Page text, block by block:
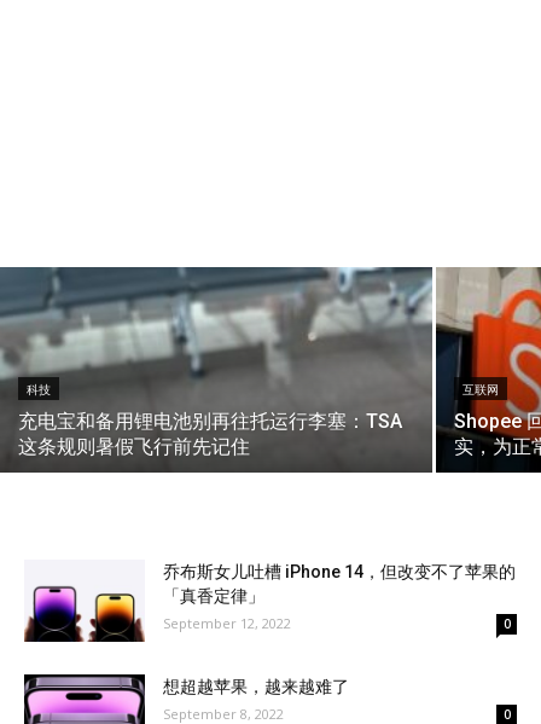
科技
充电宝和备用锂电池别再往托运行李塞：TSA
这条规则暑假飞行前先记住
互联网
Shopee
实，为正
乔布斯女儿吐槽 iPhone 14，但改变不了苹果的
「真香定律」
September 12, 2022 0
想超越苹果，越来越难了
September 8, 2022 0